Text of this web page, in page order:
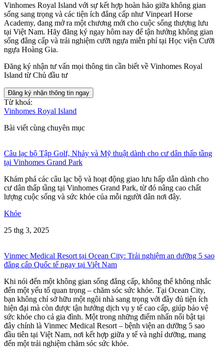
Vinhomes Royal Island với sự kết hợp hoàn hảo giữa không gian
sống sang trọng và các tiện ích đẳng cấp như Vinpearl Horse
Academy, đang mở ra một chương mới cho cuộc sống thượng lưu
tại Việt Nam. Hãy đăng ký ngay hôm nay để tận hưởng không gian
sống đẳng cấp và trải nghiệm cưỡi ngựa miễn phí tại Học viện Cưỡi
ngựa Hoàng Gia.
Đăng ký nhận tư vấn mọi thông tin cần biết về Vinhomes Royal
Island từ Chủ đầu tư
Đăng ký nhận thông tin ngay
Từ khoá:
Vinhomes Royal Island
Bài viết cùng chuyên mục
Câu lạc bộ Tập Golf, Nhảy và Mỹ thuật dành cho cư dân thấp tầng
tại Vinhomes Grand Park
Khám phá các câu lạc bộ và hoạt động giao lưu hấp dẫn dành cho
cư dân thấp tầng tại Vinhomes Grand Park, từ đó nâng cao chất
lượng cuộc sống và sức khỏe của mỗi người dân nơi đây.
Khỏe
25 thg 3, 2025
Vinmec Medical Resort tại Ocean City: Trải nghiệm an dưỡng 5 sao
đẳng cấp Quốc tế ngay tại Việt Nam
Khi nói đến một không gian sống đẳng cấp, không thể không nhắc
đến một yếu tố quan trọng – chăm sóc sức khỏe. Tại Ocean City,
bạn không chỉ sở hữu một ngôi nhà sang trọng với đầy đủ tiện ích
hiện đại mà còn được tận hưởng dịch vụ y tế cao cấp, giúp bảo vệ
sức khỏe cho cả gia đình. Một trong những điểm nhấn nổi bật tại
đây chính là Vinmec Medical Resort – bệnh viện an dưỡng 5 sao
đầu tiên tại Việt Nam, nơi kết hợp giữa y tế và nghỉ dưỡng, mang
đến một trải nghiệm chăm sóc sức khỏe.